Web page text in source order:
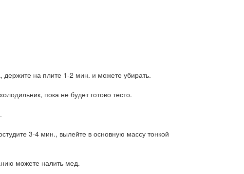
держите на плите 1-2 мин. и можете убирать.
пока не будет готово тесто.
3-4 мин., вылейте в основную массу тонкой
можете налить мед.